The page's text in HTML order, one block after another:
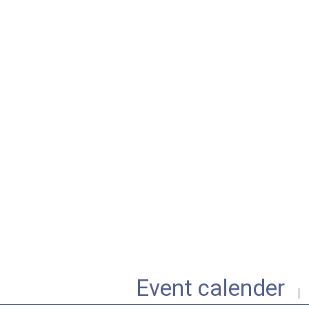
Event calender